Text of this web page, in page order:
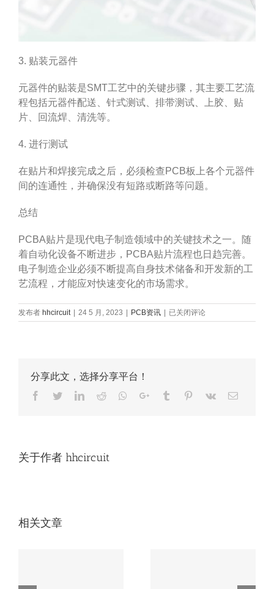
3. 贴装元器件
元器件的贴装是SMT工艺中的关键步骤，其主要工艺流
程包括元器件配送、针式测试、排带测试、上胶、贴
片、回流焊、清洗等。
4. 进行测试
在贴片和焊接完成之后，必须检查PCB板上各个元器件
间的连通性，并确保没有短路或断路等问题。
总结
PCBA贴片是现代电子制造领域中的关键技术之一。随
着自动化设备不断进步，PCBA贴片流程也日趋完善。
电子制造企业必须不断提高自身技术储备和开发新的工
艺流程，才能应对快速变化的市场需求。
发布者 hhcircuit 24 5 月, 2023 PCB资讯
PCBA
贴
贴
已关闭评论
分享此文，选择分享平台！
Facebook
TwitterLinkedIn
Reddit Whatsapp
Google+Tumblr Pinterest
Vk Email
关于作者 hhcircuit
相关文章